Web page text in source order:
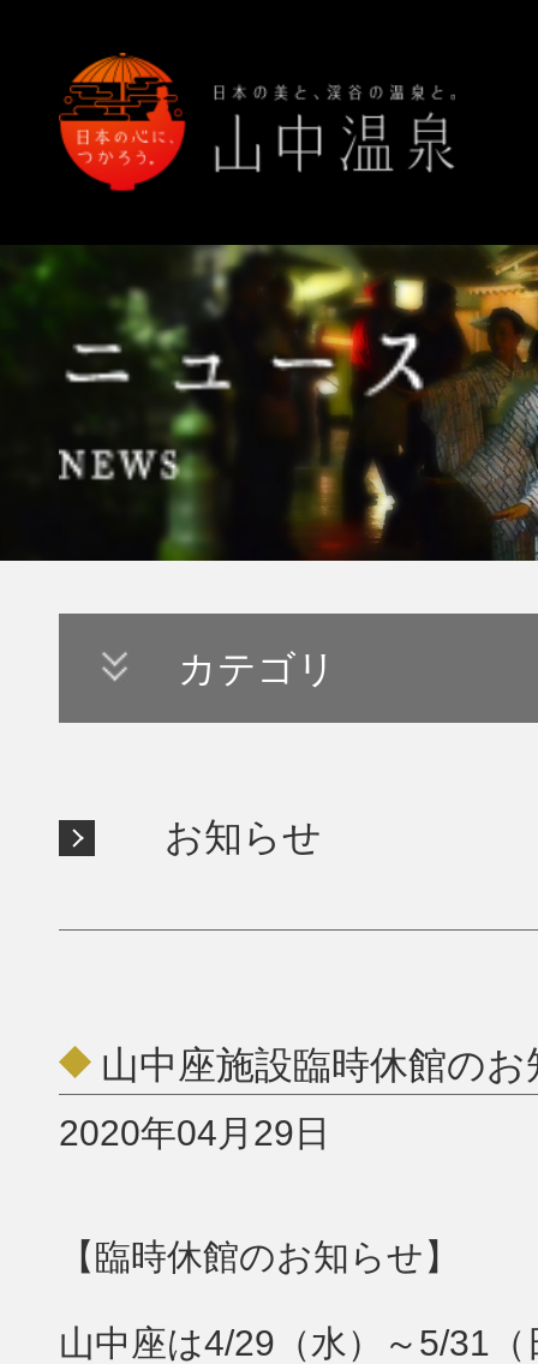
カテゴリ
お知らせ
山中座施設臨時休館の
2020年04月29日
【臨時休館のお知らせ】
山中座は4/29（水）～5/31